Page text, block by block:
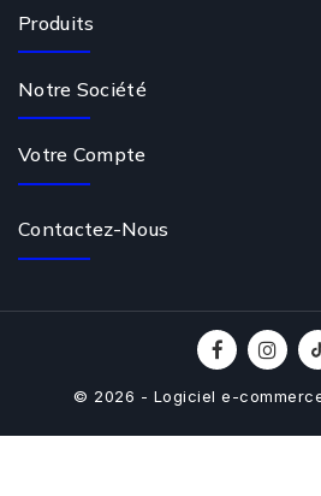
Produits
Notre Société
Votre Compte
Contactez-Nous
© 2026 - Logiciel e-